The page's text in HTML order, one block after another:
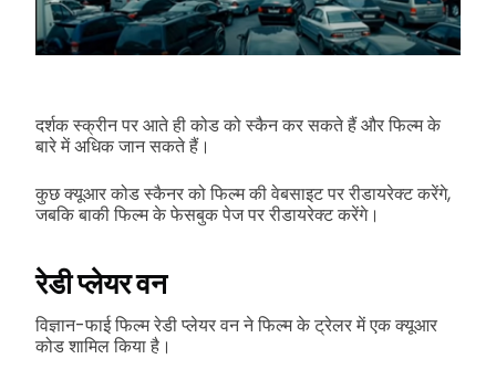
दर्शक स्क्रीन पर आते ही कोड को स्कैन कर सकते हैं और फिल्म के
बारे में अधिक जान सकते हैं।
कुछ क्यूआर कोड स्कैनर को फिल्म की वेबसाइट पर रीडायरेक्ट करेंगे,
जबकि बाकी फिल्म के फेसबुक पेज पर रीडायरेक्ट करेंगे।
रेडी प्लेयर वन
विज्ञान-फाई फिल्म रेडी प्लेयर वन ने फिल्म के ट्रेलर में एक क्यूआर
कोड शामिल किया है।